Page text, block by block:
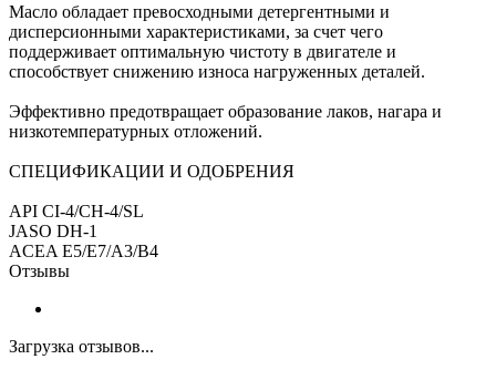
Масло обладает превосходными детергентными и
дисперсионными характеристиками, за счет чего
поддерживает оптимальную чистоту в двигателе и
способствует снижению износа нагруженных деталей.
Эффективно предотвращает образование лаков, нагара и
низкотемпературных отложений.
СПЕЦИФИКАЦИИ И ОДОБРЕНИЯ
API CI-4/CH-4/SL
JASO DH-1
ACEA E5/E7/A3/B4
Отзывы
Загрузка отзывов...